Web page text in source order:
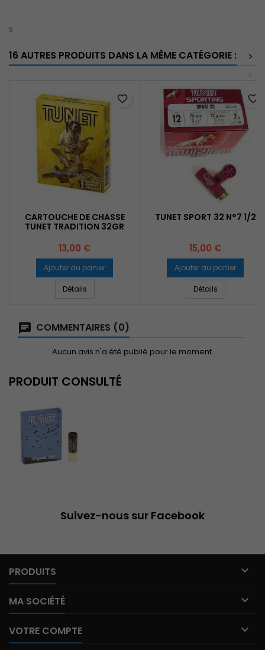
s
16 AUTRES PRODUITS DANS LA MÊME CATÉGORIE :
>
CARTOUCHE DE CHASSE
TUNET TRADITION 32GR
Prix
13,00 €
Ajouter au panier
Détails
favorite_border
TUNET SPORT 32 N°7 1/2
Prix
15,00 €
Ajouter au panier
Détails
favorite_border
COMMENTAIRES (0)
Aucun avis n'a été publié pour le moment.
PRODUIT CONSULTÉ
Suivez-nous sur Facebook
PRODUITS 
MA SOCIÉTÉ 
VOTRE COMPTE 